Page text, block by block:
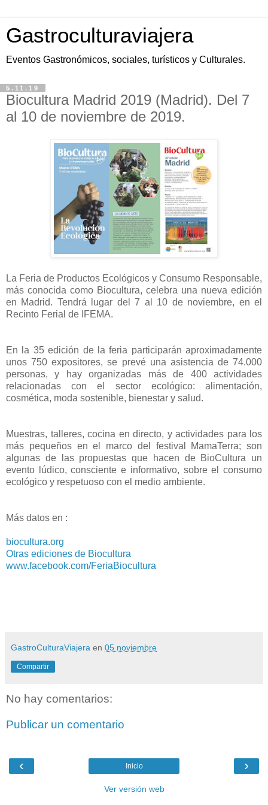
Gastroculturaviajera
Eventos Gastronómicos, sociales, turísticos y Culturales.
5.11.19
Biocultura Madrid 2019 (Madrid). Del 7
al 10 de noviembre de 2019.
La Feria de Productos Ecológicos y Consumo Responsable,
más conocida como Biocultura, celebra una nueva edición
en Madrid. Tendrá lugar del 7 al 10 de noviembre, en el
Recinto Ferial de IFEMA.
En la 35 edición de la feria participarán aproximadamente
unos 750 expositores, se prevé una asistencia de 74.000
personas, y hay organizadas más de 400 actividades
relacionadas con el sector ecológico: alimentación,
cosmética, moda sostenible, bienestar y salud.
Muestras, talleres, cocina en directo, y actividades para los
más pequeños en el marco del festival MamaTerra; son
algunas de las propuestas que hacen de BioCultura un
evento lúdico, consciente e informativo, sobre el consumo
ecológico y respetuoso con el medio ambiente.
Más datos en :
biocultura.org
Otras ediciones de Biocultura
www.facebook.com/FeriaBiocultura
GastroCulturaViajera en 05 noviembre
Compartir
No hay comentarios:
Publicar un comentario
‹ ›
Inicio
Ver versión web